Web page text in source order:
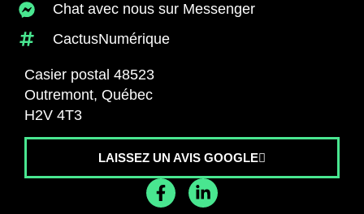
Chat avec nous sur Messenger
CactusNumérique
Casier postal 48523
Outremont, Québec
H2V 4T3
LAISSEZ UN AVIS GOOGLE